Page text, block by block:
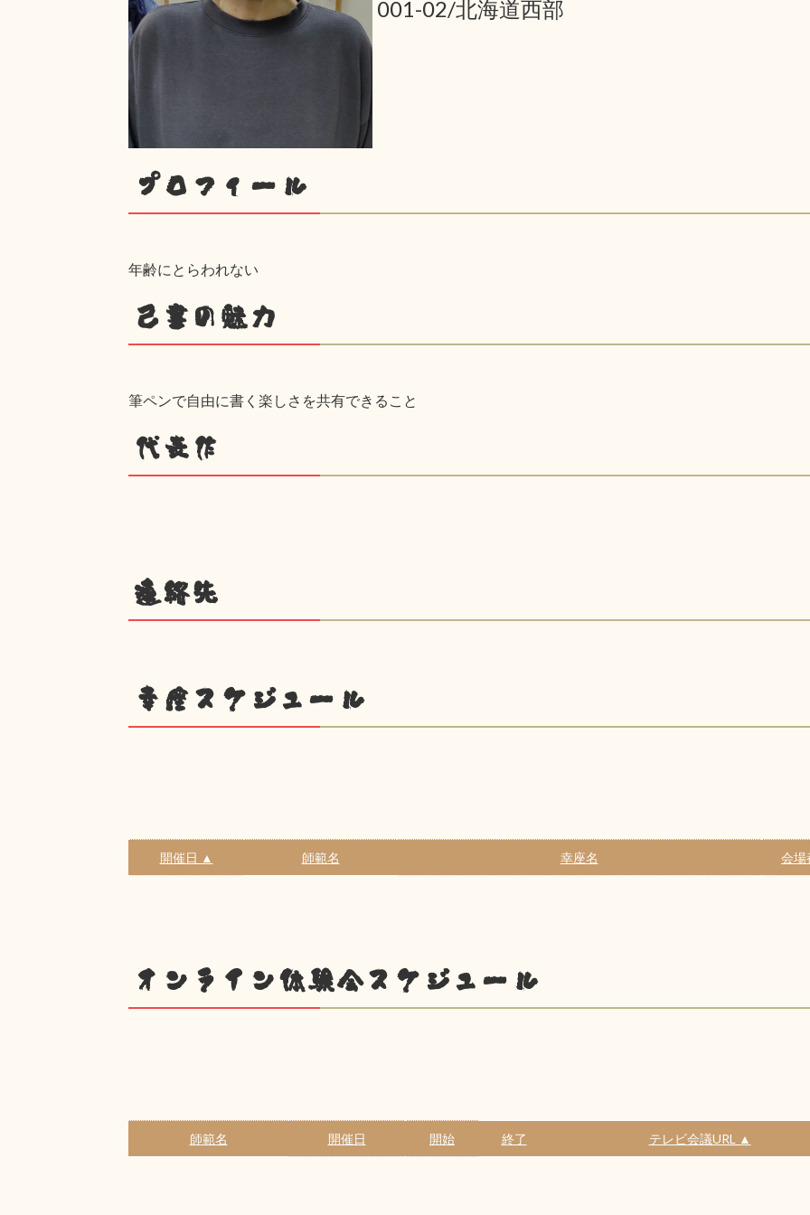
001-02/北海道西部
プロフィール
年齢にとらわれない
己書の魅力
筆ペンで自由に書く楽しさを共有できること
代表作
連絡先
幸座スケジュール
開催日 ▲ 師範名 幸座名 会場
オンライン体験会スケジュール
師範名 開催日 開始 終了 テレビ会議URL ▲